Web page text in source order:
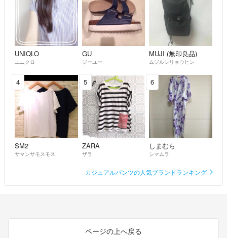
UNIQLO
ユニクロ
GU
ジーユー
MUJI (無印良品)
ムジルシリョウヒン
4
SM2
サマンサモスモス
5
ZARA
ザラ
6
しまむら
シマムラ
カジュアルパンツの人気ブランドランキング
ページの上へ戻る